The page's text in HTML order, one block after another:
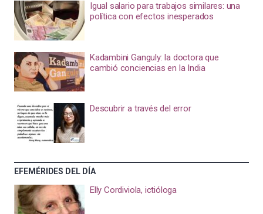
Igual salario para trabajos similares: una
política con efectos inesperados
Kadambini Ganguly: la doctora que
cambió conciencias en la India
Descubrir a través del error
EFEMÉRIDES DEL DÍA
Elly Cordiviola, ictióloga